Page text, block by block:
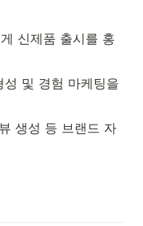
신제품 출시를 홍
및 경험 마케팅을
생성 등 브랜드 자